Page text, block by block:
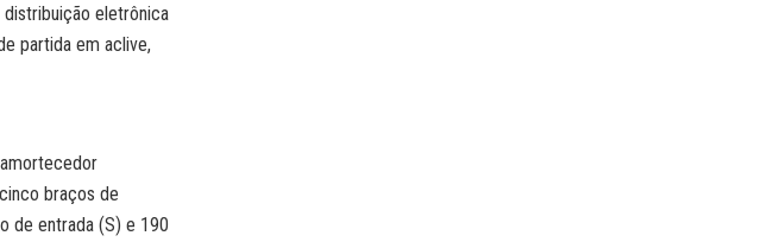
eletrônica
partida em aclive,
braços de
de entrada (S) e 190